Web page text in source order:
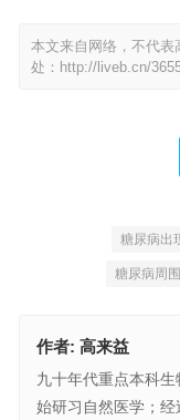
本文来自网络，不代表
处： http://liveb.cn/
糖尿病出
糖尿病周
作者: 高来益
九十年代重点本科
始研习自然医学；